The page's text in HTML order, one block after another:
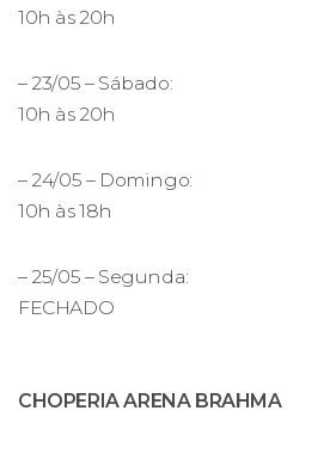
10h às 20h
– 23/05 – Sábado:
10h às 20h
– 24/05 – Domingo:
10h às 18h
– 25/05 – Segunda:
FECHADO
CHOPERIA ARENA BRAHMA